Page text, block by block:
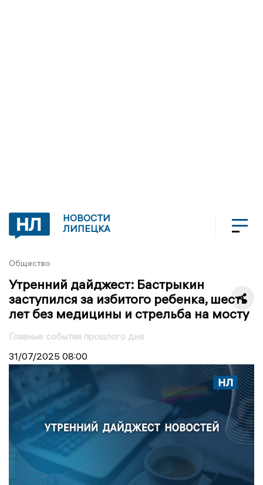
НОВОСТИ
ЛИПЕЦКА
Общество
Утренний дайджест: Бастрыкин
заступился за избитого ребенка, шесть
лет без медицины и стрельба на мосту
Главные события прошлого дня
31/07/2025 08:00